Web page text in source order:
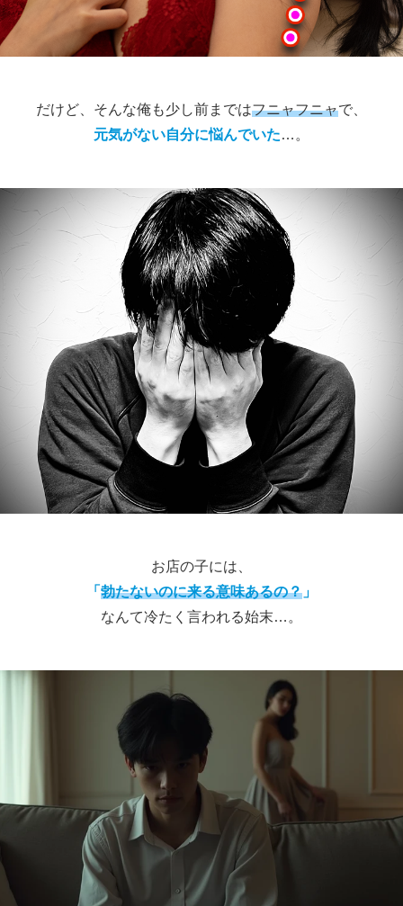
だけど、そんな俺も少し前まではフニャフニャで、
元気がない自分に悩んでいた…。
お店の子には、
「 勃たないのに来る意味あるの？ 」
なんて冷たく言われる始末…。